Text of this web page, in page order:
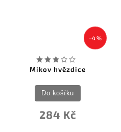
–4 %
Mikov hvězdice
284 Kč
Do košíku